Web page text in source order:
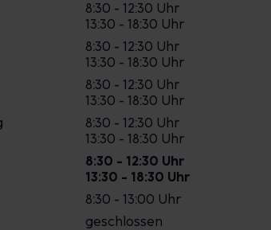
8:30 - 12:30 Uhr
13:30 - 18:30 Uhr
8:30 - 12:30 Uhr
13:30 - 18:30 Uhr
8:30 - 12:30 Uhr
13:30 - 18:30 Uhr
8:30 - 12:30 Uhr
13:30 - 18:30 Uhr
8:30 - 12:30 Uhr
13:30 - 18:30 Uhr
8:30 - 13:00 Uhr
geschlossen